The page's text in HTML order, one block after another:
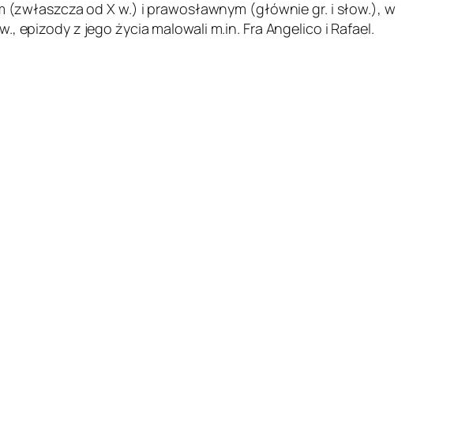
od X w.) i prawosławnym (głównie gr. i słow.), w
epizody z jego życia malowali m.in. Fra Angelico i Rafael.